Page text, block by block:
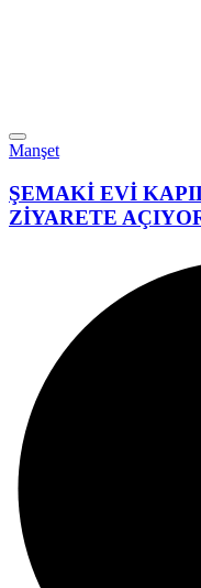
Manşet
ŞEMAKİ EVİ
ZİYARETE